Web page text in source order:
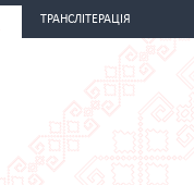
ТРАНСЛІТЕРАЦІЯ